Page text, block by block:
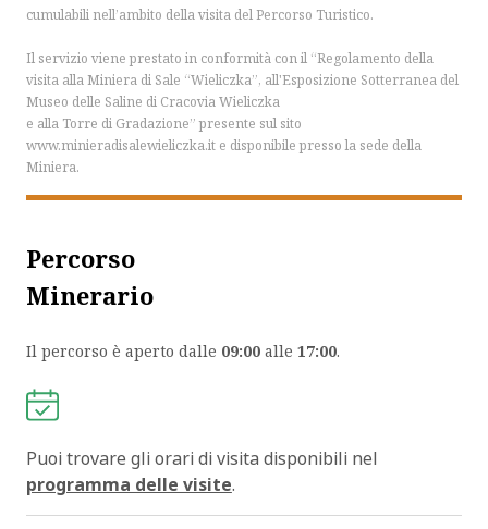
cumulabili nell’ambito della visita del Percorso Turistico.
Il servizio viene prestato in conformità con il “Regolamento della
visita alla Miniera di Sale “Wieliczka”, all'Esposizione Sotterranea del
Museo delle Saline di Cracovia Wieliczka
e alla Torre di Gradazione” presente sul sito
www.minieradisalewieliczka.it e disponibile presso la sede della
Miniera.
Percorso
Minerario
Il percorso è aperto dalle 09:00alle 17:00.
Puoi trovare gli orari di visita disponibili nel
programma delle visite.